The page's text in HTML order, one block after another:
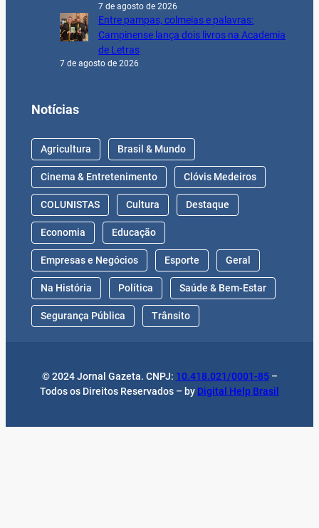
7 de agosto de 2026
Entre pampas, colmeias e palavras:
Campinense lança dois livros na Academia
de Letras
7 de agosto de 2026
Notícias
Agricultura Brasil & Mundo
Cinema & Entretenimento Clóvis Medeiros
COLUNISTAS Cultura Destaque
Economia Educação
Empresas e Negócios Esporte Geral
Na História Política Saúde & Bem-Estar
Segurança Pública Trânsito
© 2024 Jornal Gazeta. CNPJ: 10.418.021/0001-85–
Todos os Direitos Reservados – by Digital Help Brasil